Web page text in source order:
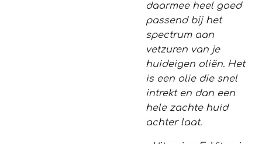
daarmee heel goed
passend bij het
spectrum aan
vetzuren van je
huideigen oliën. Het
is een olie die snel
intrekt en dan een
hele zachte huid
achter laat.